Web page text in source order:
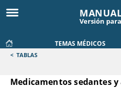
Versión
TEMAS MÉDICOS
< TABLAS
Medicamentos sedantes